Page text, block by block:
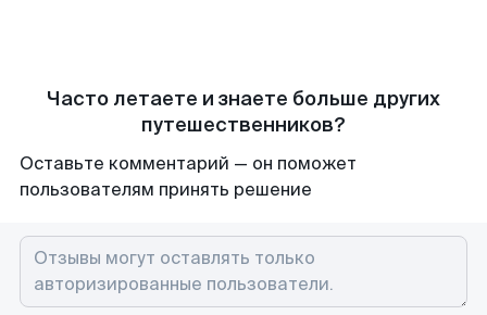
Часто летаете и знаете больше других
путешественников?
Оставьте комментарий — он поможет
пользователям принять решение